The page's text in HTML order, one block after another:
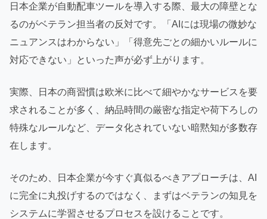
日本企業が自動配車ツールを導入する際、最大の障壁とな
るのがベテラン担当者の反対です。「AIには現場の微妙な
ニュアンスはわからない」「得意先ごとの細かいルールに
対応できない」といった声が必ず上がります。
実際、日本の商習慣は欧米に比べて細やかなサービスを要
求されることが多く、納品時間の厳密な指定や荷下ろしの
特殊なルールなど、データ化されていない暗黙知が多数存
在します。
そのため、日本企業が今すぐ真似るべきアプローチは、AI
に完全に丸投げするのではなく、まずはベテランの知見を
システムに学習させるプロセスを設けることです。